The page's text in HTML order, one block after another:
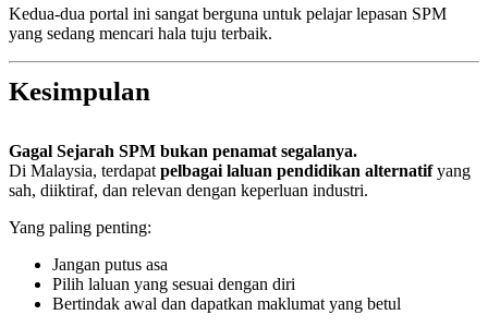
Kedua-dua portal ini sangat berguna untuk pelajar lepasan SPM
yang sedang mencari hala tuju terbaik.
Kesimpulan
Gagal Sejarah SPM bukan penamat segalanya.
Di Malaysia, terdapat pelbagai laluan pendidikan alternatifyang
sah, diiktiraf, dan relevan dengan keperluan industri.
Yang paling penting:
Jangan putus asa
Pilih laluan yang sesuai dengan diri
Bertindak awal dan dapatkan maklumat yang betul